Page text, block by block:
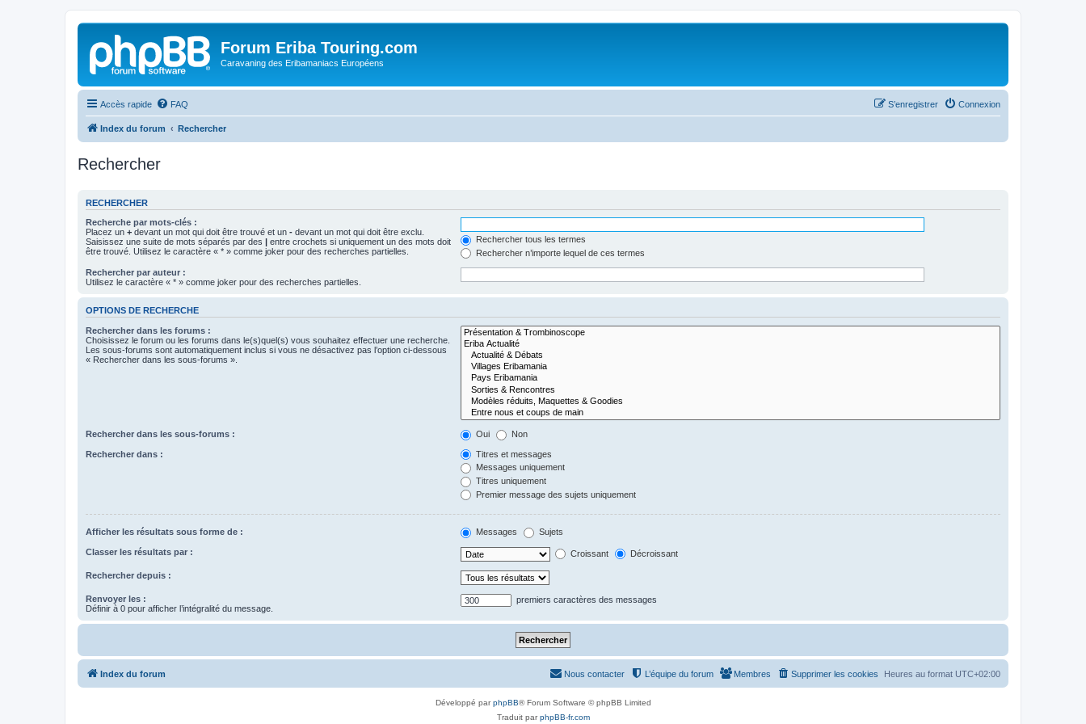
Forum Eriba Touring.com
Caravaning des Eribamaniacs Européens
Accès rapide FAQ Connexion
S’enregistrer
Index du forum Rechercher
Rechercher
RECHERCHER
Recherche par mots-clés :
Placez un + devant un mot qui doit être trouvé et un - devant un mot qui doit être exclu.
Saisissez une suite de mots séparés par des | entre crochets si uniquement un des mots doit
être trouvé. Utilisez le caractère « * » comme joker pour des recherches partielles.
Rechercher tous les termes
Rechercher n’importe lequel de ces termes
Rechercher par auteur :
Utilisez le caractère « * » comme joker pour des recherches partielles.
OPTIONS DE RECHERCHE
Rechercher dans les forums :
Choisissez le forum ou les forums dans le(s)quel(s) vous souhaitez effectuer une recherche.
Les sous-forums sont automatiquement inclus si vous ne désactivez pas l’option ci-dessous
« Rechercher dans les sous-forums ».
Rechercher dans les sous-forums : Oui Non
Rechercher dans :
Titres et messages
Messages uniquement
Titres uniquement
Premier message des sujets uniquement
Afficher les résultats sous forme de : Messages Sujets
Classer les résultats par : Croissant Décroissant
Rechercher depuis :
Renvoyer les :
Définir à 0 pour afficher l’intégralité du message.
premiers caractères des messages
Index du forum Heures au format UTC+02:00
Supprimer les cookies
Membres
L’équipe du forum
Nous contacter
Développé parphpBB® Forum Software © phpBB Limited
Traduit parphpBB-fr.com